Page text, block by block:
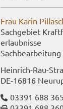
Frau Karin
Sach­ge­biet
erlaub­nis­se
Heinrich-​Rau-
DE-​16816
03391 688